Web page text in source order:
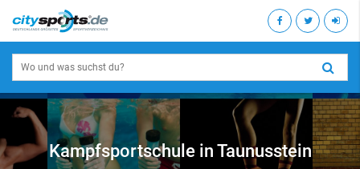
Kampfsportschule in Taunusstein